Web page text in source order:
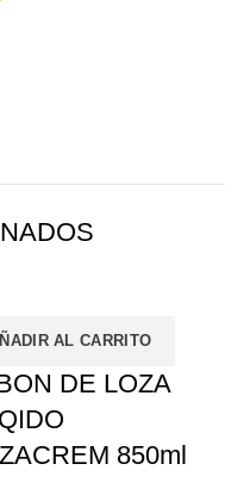
AL CARRITO
DE LOZA
850ml